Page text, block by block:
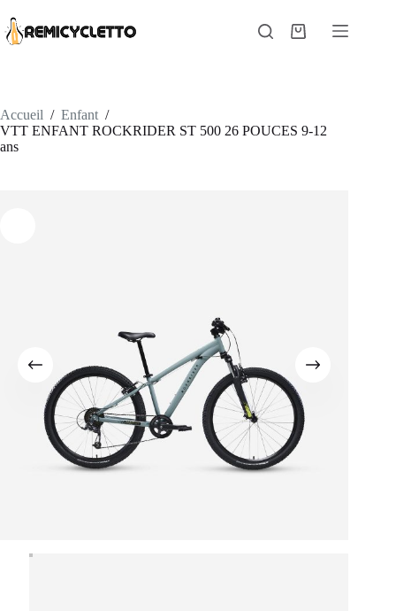
au
contenu
Panier
Accueil / Enfant /
VTT ENFANT ROCKRIDER ST 500 26 POUCES 9-12
ans